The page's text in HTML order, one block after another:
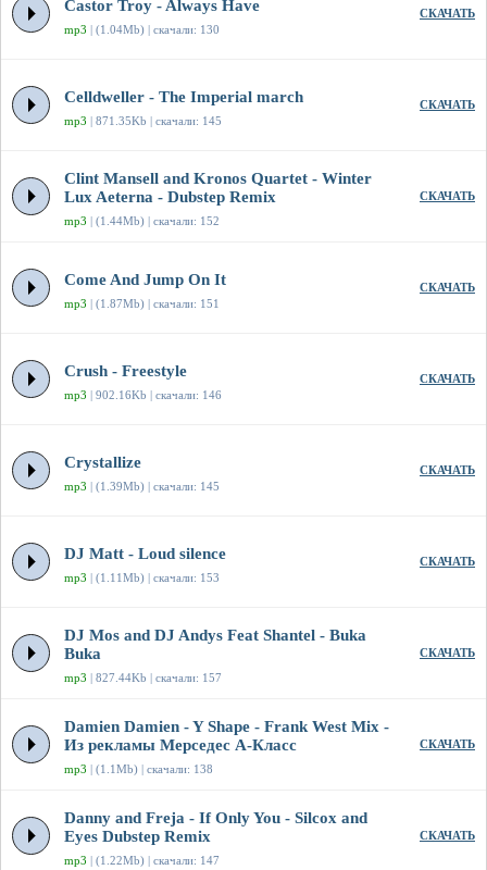
Castor Troy - Always Have
mp3 | (1.04Mb) | скачали: 130
СКАЧАТЬ
Celldweller - The Imperial march
mp3 | 871.35Kb | скачали: 145
СКАЧАТЬ
Clint Mansell and Kronos Quartet - Winter
Lux Aeterna - Dubstep Remix
mp3 | (1.44Mb) | скачали: 152
СКАЧАТЬ
Come And Jump On It
mp3 | (1.87Mb) | скачали: 151
СКАЧАТЬ
Crush - Freestyle
mp3 | 902.16Kb | скачали: 146
СКАЧАТЬ
Crystallize
mp3 | (1.39Mb) | скачали: 145
СКАЧАТЬ
DJ Matt - Loud silence
mp3 | (1.11Mb) | скачали: 153
СКАЧАТЬ
DJ Mos and DJ Andys Feat Shantel - Buka
Buka
mp3 | 827.44Kb | скачали: 157
СКАЧАТЬ
Damien Damien - Y Shape - Frank West Mix -
Из рекламы Мерседес А-Класс
mp3 | (1.1Mb) | скачали: 138
СКАЧАТЬ
Danny and Freja - If Only You - Silcox and
Eyes Dubstep Remix
mp3 | (1.22Mb) | скачали: 147
СКАЧАТЬ